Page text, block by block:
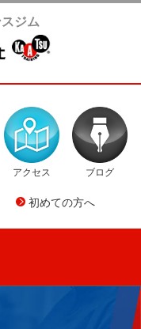
ジム
アクセス ブログ
初めての方へ